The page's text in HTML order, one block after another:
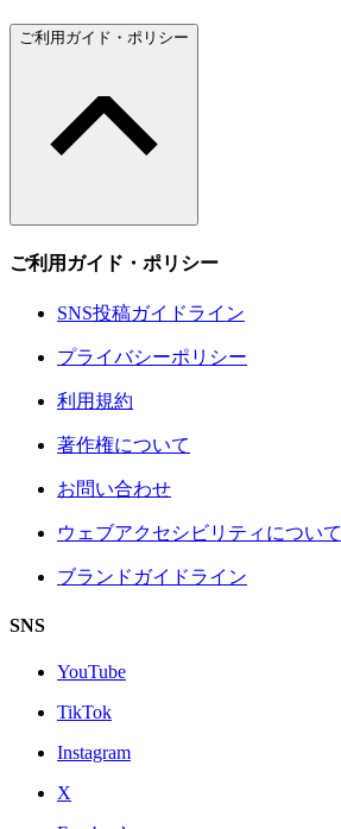
ご利用ガイド・ポリシー
ご利用ガイド・ポリシー
SNS投稿ガイドライン
プライバシーポリシー
利用規約
著作権について
お問い合わせ
ウェブアクセシビリティについて
ブランドガイドライン
SNS
YouTube
TikTok
Instagram
X